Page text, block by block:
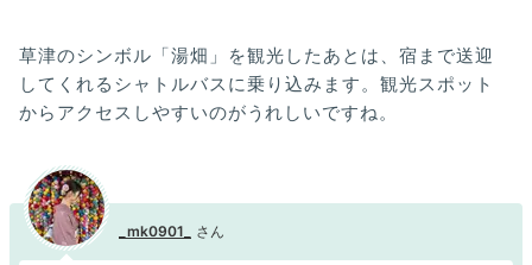
草津のシンボル「湯畑」を観光したあとは、宿まで送迎
してくれるシャトルバスに乗り込みます。観光スポット
からアクセスしやすいのがうれしいですね。
_mk0901_